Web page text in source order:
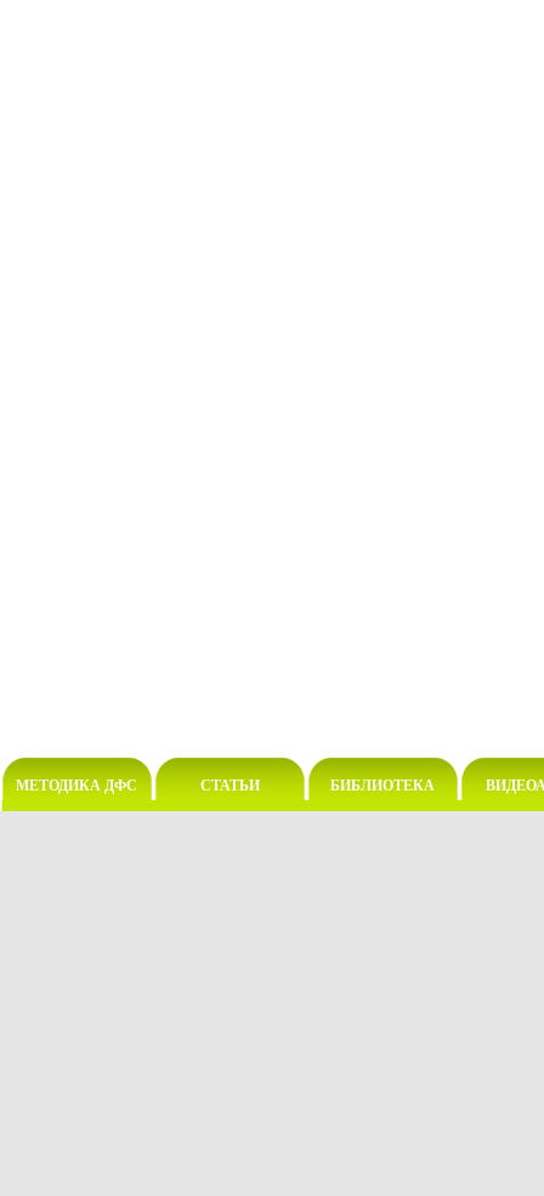
МЕТОДИКА ДФС СТАТЬИ БИБЛИОТЕКА